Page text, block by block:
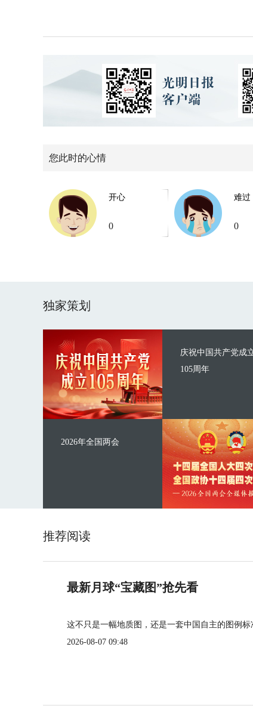
您此时的心情
开心
0
难过
0
独家策划
庆祝中国共产党成
105周年
2026年全国两会
推荐阅读
最新月球“宝藏图”抢先看
这不只是一幅地质图，还是一套中国自主的图例标
2026-08-07 09:48